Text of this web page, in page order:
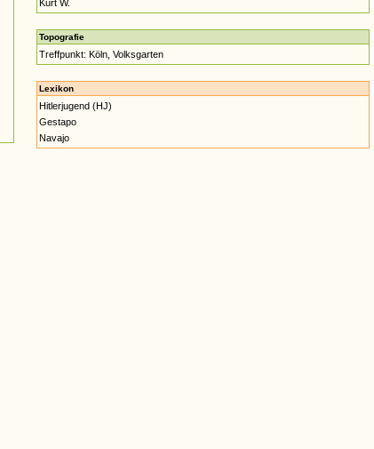
Kurt W.
Topografie
Treffpunkt: Köln, Volksgarten
Lexikon
Hitlerjugend (HJ)
Gestapo
Navajo